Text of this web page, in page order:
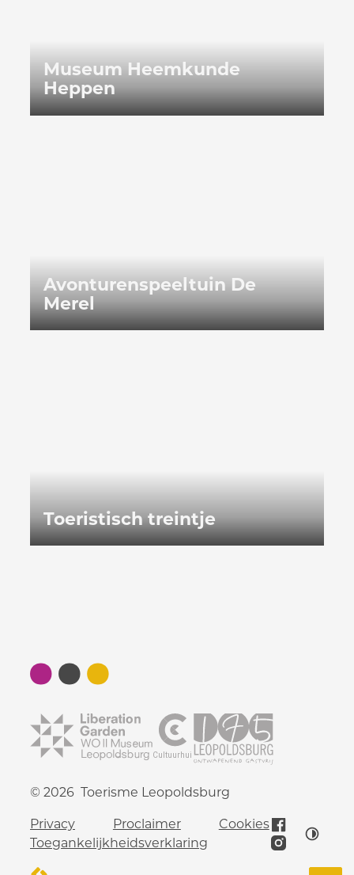
Museum Heemkunde
Heppen
Avonturenspeeltuin De
Merel
Toeristisch treintje
© 2026 Toerisme Leopoldsburg
Privacy Proclaimer
Cookies
Toegankelijkheidsverklaring
Facebook
Instagram
Hoog